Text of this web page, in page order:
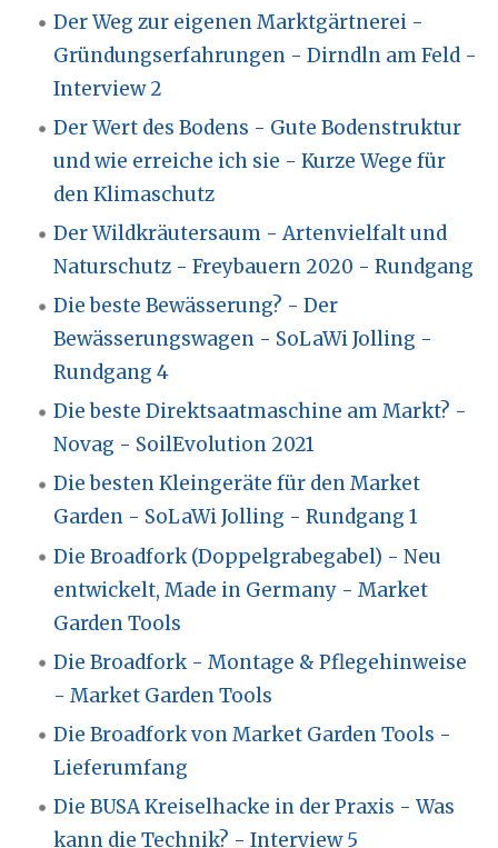
Der Weg zur eigenen Marktgärtnerei -
Gründungserfahrungen - Dirndln am Feld -
Interview 2
Der Wert des Bodens - Gute Bodenstruktur
und wie erreiche ich sie - Kurze Wege für
den Klimaschutz
Der Wildkräutersaum - Artenvielfalt und
Naturschutz - Freybauern 2020 - Rundgang
Die beste Bewässerung? - Der
Bewässerungswagen - SoLaWi Jolling -
Rundgang 4
Die beste Direktsaatmaschine am Markt? -
Novag - SoilEvolution 2021
Die besten Kleingeräte für den Market
Garden - SoLaWi Jolling - Rundgang 1
Die Broadfork (Doppelgrabegabel) - Neu
entwickelt, Made in Germany - Market
Garden Tools
Die Broadfork - Montage & Pflegehinweise
- Market Garden Tools
Die Broadfork von Market Garden Tools -
Lieferumfang
Die BUSA Kreiselhacke in der Praxis - Was
kann die Technik? - Interview 5